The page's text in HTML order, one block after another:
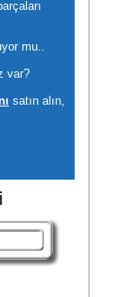
mu..
var?
satın alın,